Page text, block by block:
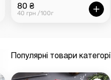
80 ₴
40 грн /100г
Популярні товари